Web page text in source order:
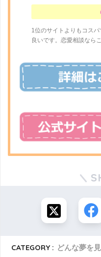
1位のサイトよりもコス
良いです。恋愛相談なら
CATEGORY : どんな夢を